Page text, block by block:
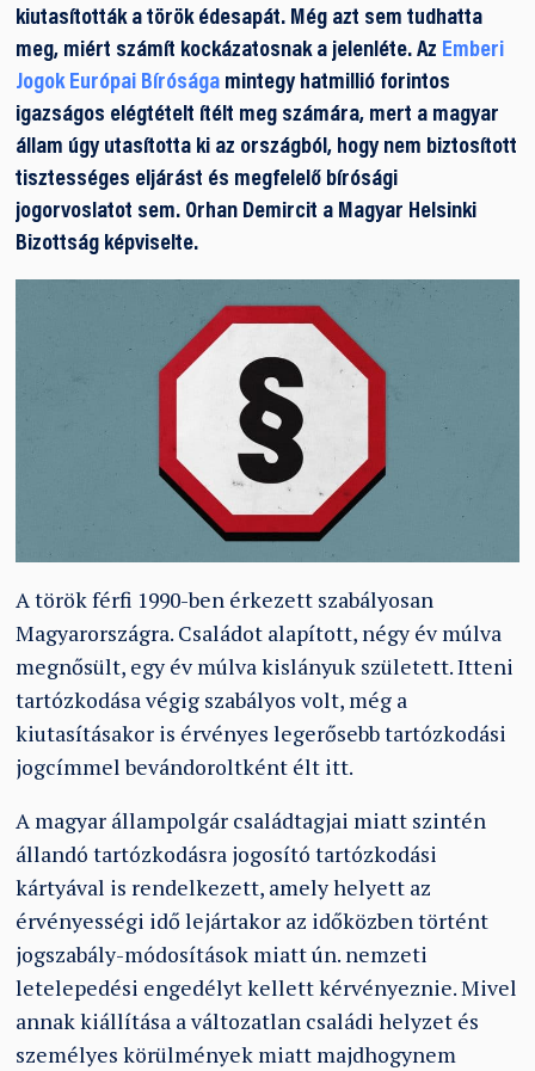
kiutasították a török édesapát. Még azt sem tudhatta
meg, miért számít kockázatosnak a jelenléte. Az Emberi
Jogok Európai Bírósága mintegy hatmillió forintos
igazságos elégtételt ítélt meg számára, mert a magyar
állam úgy utasította ki az országból, hogy nem biztosított
tisztességes eljárást és megfelelő bírósági
jogorvoslatot sem. Orhan Demircit a Magyar Helsinki
Bizottság képviselte.
A török férfi 1990-ben érkezett szabályosan
Magyarországra. Családot alapított, négy év múlva
megnősült, egy év múlva kislányuk született. Itteni
tartózkodása végig szabályos volt, még a
kiutasításakor is érvényes legerősebb tartózkodási
jogcímmel bevándoroltként élt itt.
A magyar állampolgár családtagjai miatt szintén
állandó tartózkodásra jogosító tartózkodási
kártyával is rendelkezett, amely helyett az
érvényességi idő lejártakor az időközben történt
jogszabály-módosítások miatt ún. nemzeti
letelepedési engedélyt kellett kérvényeznie. Mivel
annak kiállítása a változatlan családi helyzet és
személyes körülmények miatt majdhogynem